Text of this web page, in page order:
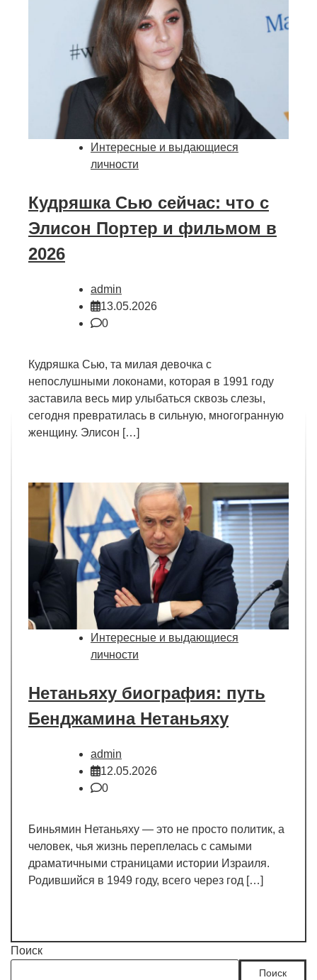
Интересные и выдающиеся
личности
Кудряшка Сью сейчас: что с
Элисон Портер и фильмом в
2026
admin
13.05.2026
0
Кудряшка Сью, та милая девочка с
непослушными локонами, которая в 1991 году
заставила весь мир улыбаться сквозь слезы,
сегодня превратилась в сильную, многогранную
женщину. Элисон […]
Интересные и выдающиеся
личности
Нетаньяху биография: путь
Бенджамина Нетаньяху
admin
12.05.2026
0
Биньямин Нетаньяху — это не просто политик, а
человек, чья жизнь переплелась с самыми
драматичными страницами истории Израиля.
Родившийся в 1949 году, всего через год […]
Поиск
Поиск